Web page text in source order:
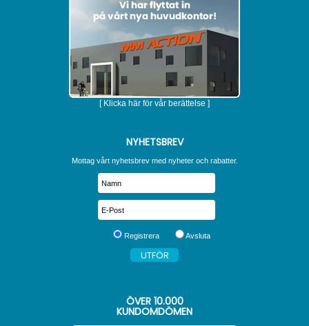
[ Klicka här för vår berättelse ]
NYHETSBREV
Mottag vårt nyhetsbrev med nyheter och rabatter.
Registrera Avsluta
ÖVER 10.000
KUNDOMDÖMEN